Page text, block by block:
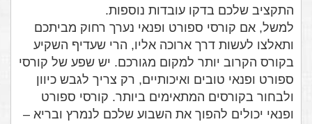
התקציב שלכם בדקו עובדות נוספות.
למשל, אם קורסי ספורט ופנאי נערך רחוק מביתכם
ותאלצו לעשות דרך ארוכה אליו, הרי שעדיף השקיע
בקורס הקרוב יותר למקום מגורכם. יש שפע של קורסי
ספורט ופנאי טובים ואיכותיים, רק צריך לגבש כיוון
ולבחור בקורסים המתאימים ביותר. קורסי ספורט
ופנאי יכולים להפוך את השבוע שלכם לנמרץ ובריא –